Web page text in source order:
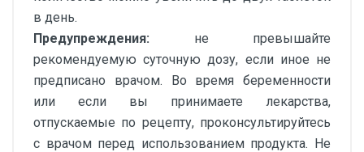
в день.
Предупреждения: не превышайте
рекомендуемую суточную дозу, если иное не
предписано врачом. Во время беременности
или если вы принимаете лекарства,
отпускаемые по рецепту, проконсультируйтесь
с врачом перед использованием продукта. Не